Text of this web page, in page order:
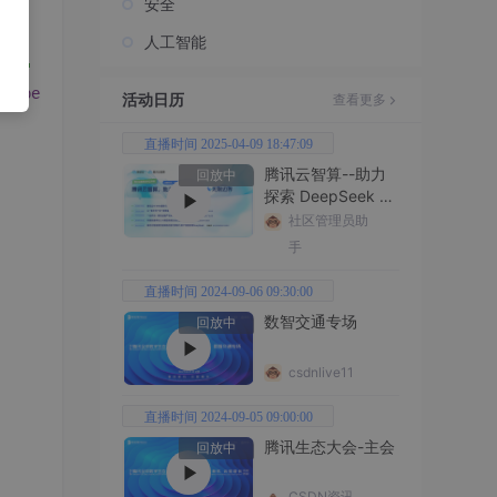
"mapOpencancelFun" :deviceRegionList=
安全
人工智能
活动日历 查看更多
直播时间 2025-04-09 18:47:09
回放中
腾讯云智算--助力
探索 DeepSeek 无
限边界社区管理员助
手
直播时间 2024-09-06 09:30:00
回放中
数智交通专场
csdnlive11
直播时间 2024-09-05 09:00:00
回放中
腾讯生态大会-主会